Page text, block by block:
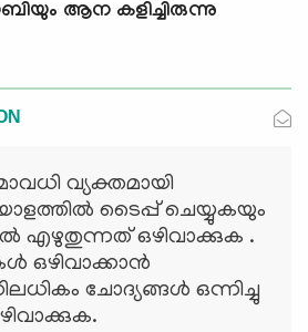
ആന കളിച്ചിരുന്നു
വ്യക്തമായി
ടൈപ്പ് ചെയ്യുകയും
എഴുതുന്നത് ഒഴിവാക്കുക .
ഒഴിവാക്കാന്‍
ചോദ്യങ്ങള്‍ ഒന്നിച്ചു